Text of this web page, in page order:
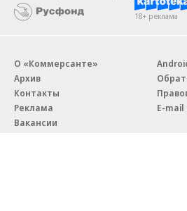
18+ реклама
О «Коммерсанте»
Архив
Контакты
Реклама
Вакансии
E-